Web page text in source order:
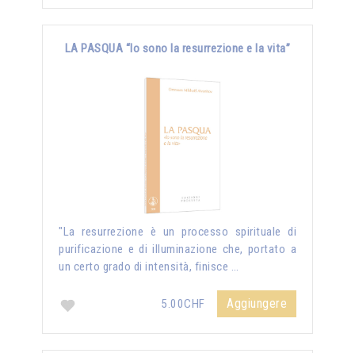
LA PASQUA “Io sono la resurrezione e la vita”
"La resurrezione è un processo spirituale di
purificazione e di illuminazione che, portato a
un certo grado di intensità, finisce …
5.00CHF Aggiungere